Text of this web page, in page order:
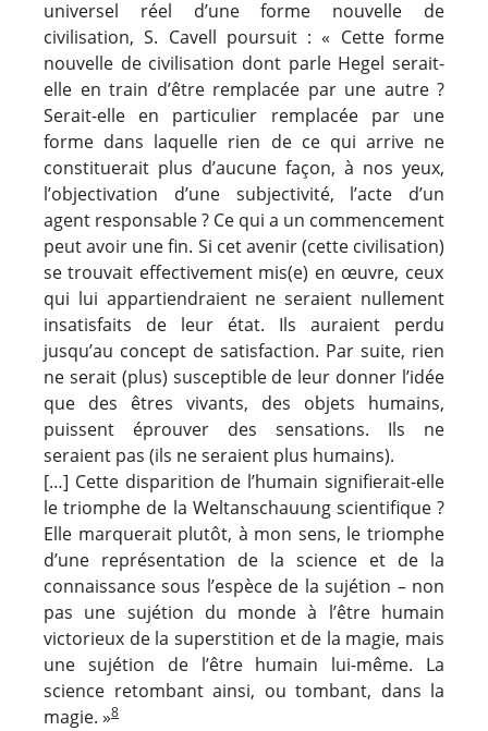
universel réel d’une forme nouvelle de
civilisation, S. Cavell poursuit : « Cette forme
nouvelle de civilisation dont parle Hegel serait-
elle en train d’être remplacée par une autre ?
Serait-elle en particulier remplacée par une
forme dans laquelle rien de ce qui arrive ne
constituerait plus d’aucune façon, à nos yeux,
l’objectivation d’une subjectivité, l’acte d’un
agent responsable ? Ce qui a un commencement
peut avoir une fin. Si cet avenir(cette civilisation)
se trouvait effectivement mis(e) en œuvre, ceux
qui lui appartiendraient ne seraient nullement
insatisfaits de leur état. Ils auraient perdu
jusqu’au concept de satisfaction. Par suite, rien
ne serait (plus) susceptible de leur donner l’idée
que des êtres vivants, des objets humains,
puissent éprouver des sensations. Ils ne
seraient pas (ils ne seraient plus humains).
[…] Cette disparition de l’humain signifierait-elle
le triomphe de la Weltanschauung scientifique ?
Elle marquerait plutôt, à mon sens, le triomphe
d’une représentation de la science et de la
connaissance sous l’espèce de la sujétion – non
pas une sujétion du monde à l’être humain
victorieux de la superstition et de la magie, mais
une sujétion de l’être humain lui-même. La
science retombant ainsi, ou tombant, dans la
magie. »8